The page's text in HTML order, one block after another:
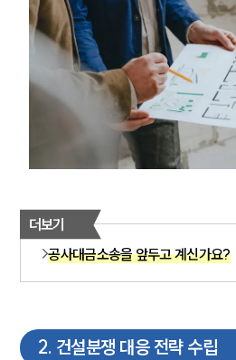
더보기
공사대금소송을 앞두고 계신가요?
2. 건설분쟁 대응 전략 수립